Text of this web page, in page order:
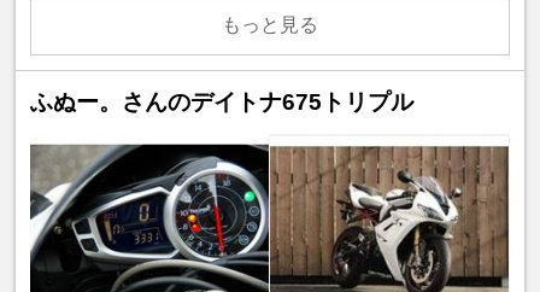
もっと見る
ふぬー。さんのデイトナ675トリプル